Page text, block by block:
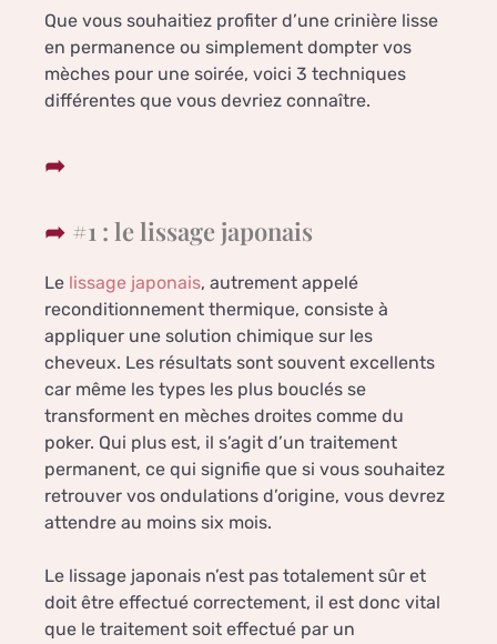
Que vous souhaitiez profiter d’une crinière lisse
en permanence ou simplement dompter vos
mèches pour une soirée, voici 3 techniques
différentes que vous devriez connaître.
#1 : le lissage japonais
Le lissage japonais, autrement appelé
reconditionnement thermique, consiste à
appliquer une solution chimique sur les
cheveux. Les résultats sont souvent excellents
car même les types les plus bouclés se
transforment en mèches droites comme du
poker. Qui plus est, il s’agit d’un traitement
permanent, ce qui signifie que si vous souhaitez
retrouver vos ondulations d’origine, vous devrez
attendre au moins six mois.
Le lissage japonais n’est pas totalement sûr et
doit être effectué correctement, il est donc vital
que le traitement soit effectué par un